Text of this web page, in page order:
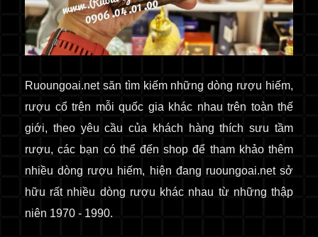
Ruoungoai.net săn tìm kiếm những dòng rượu hiếm,
rượu cổtrên mỗi quốc gia khác nhau trên toàn thế
giới, theo yêu cầu của khách hàng thích sưu tầm
rượu, các bạn có thể đến shop để tham khảo thêm
nhiều dòng rượu hiếm, hiện đang ruoungoai.net sở
hữu rất nhiều dòng rượu khác nhau từ những thập
niên 1970 - 1990.